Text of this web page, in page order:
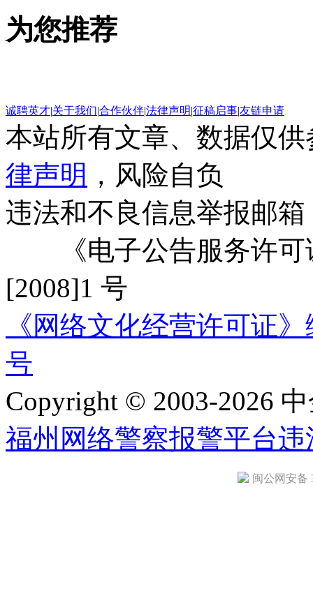
为您推荐
诚聘英才|关于我们|合作伙伴|法律声明|征稿启事|友链申请
本站所有文章、数据仅
律声明 ，风险自负
违法和不良信息举报邮箱
《电子公告服务许可
[2008]1 号
《网络文化经营许可证
号
Copyright © 2003-2026
福州网络警察报警平台违
闽公网安备